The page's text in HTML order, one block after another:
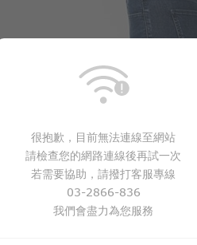
很抱歉，目前無法連線至網站
請檢查您的網路連線後再試一次
若需要協助，請撥打客服專線
03-2866-836
我們會盡力為您服務